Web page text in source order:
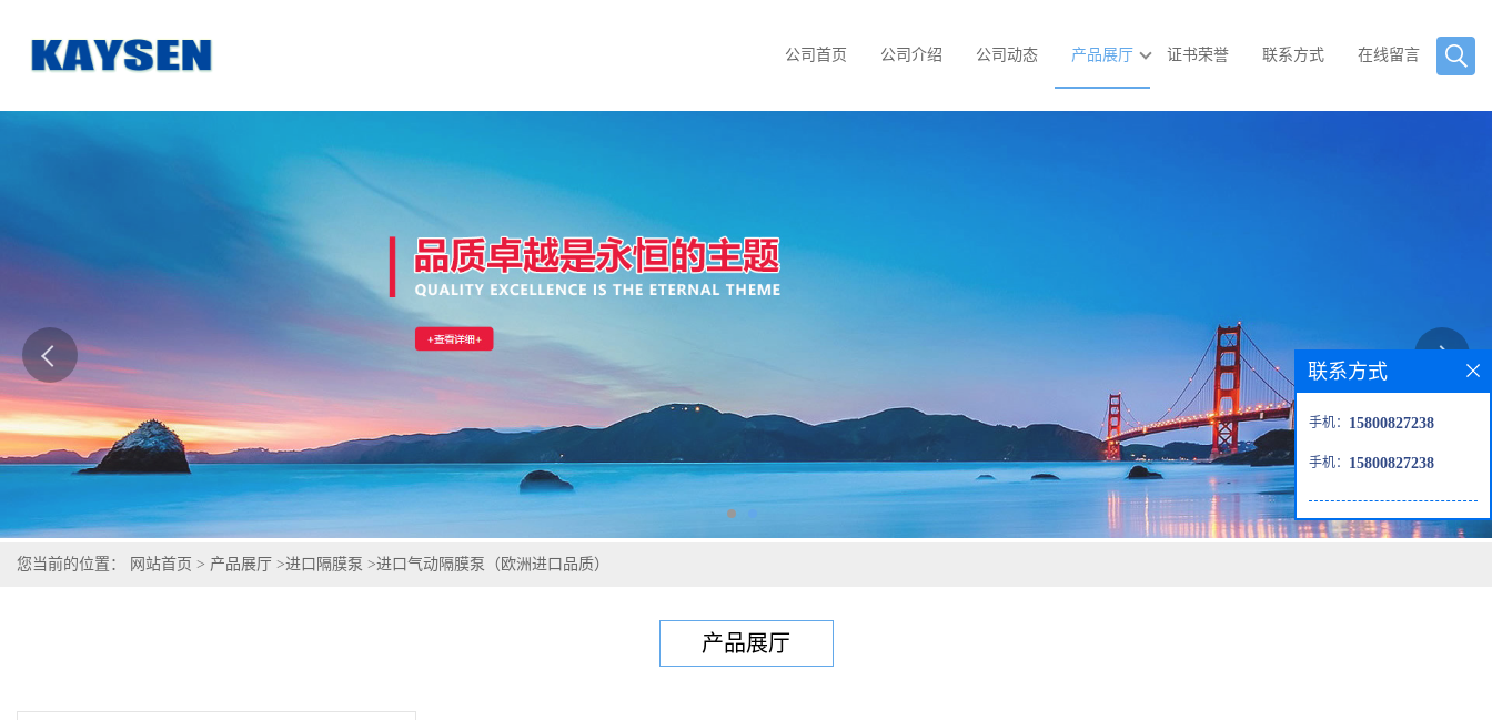
公司首页 公司介绍 公司动态 产品展厅 证书荣誉 联系方式 在线留言
您当前的位置： 网站首页 > 产品展厅 >进口隔膜泵 >进口气动隔膜泵（欧洲进口品质）
产品展厅
联系方式
手机： 15800827238
手机： 15800827238